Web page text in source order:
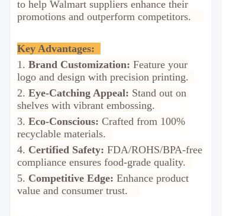
to help Walmart suppliers enhance their
promotions and outperform competitors.
Key Advantages:
1. Brand Customization: Feature your
logo and design with precision printing.
2. Eye-Catching Appeal: Stand out on
shelves with vibrant embossing.
3. Eco-Conscious: Crafted from 100%
recyclable materials.
4. Certified Safety: FDA/ROHS/BPA-free
compliance ensures food-grade quality.
5. Competitive Edge: Enhance product
value and consumer trust.